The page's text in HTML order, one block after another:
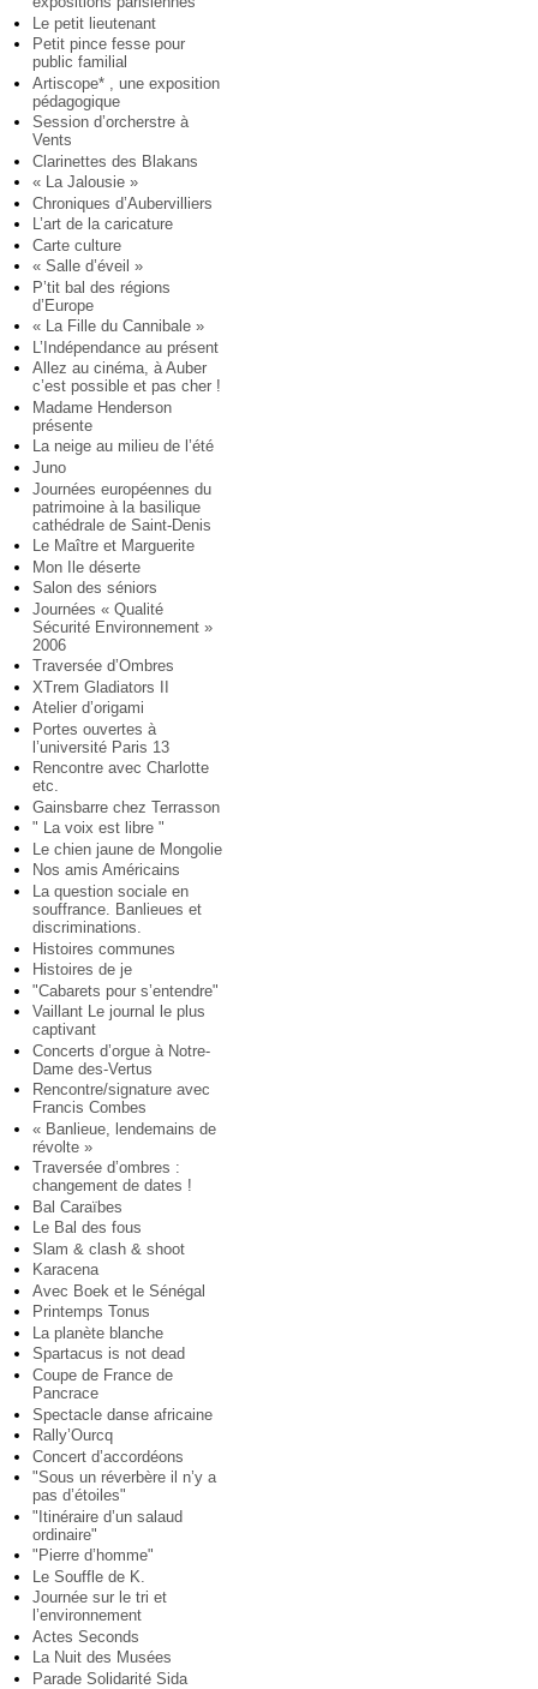
Le petit lieutenant
Petit pince fesse pour
public familial
Artiscope* , une exposition
pédagogique
Session d’orcherstre à
Vents
Clarinettes des Blakans
« La Jalousie »
Chroniques d’Aubervilliers
L’art de la caricature
Carte culture
« Salle d’éveil »
P’tit bal des régions
d’Europe
« La Fille du Cannibale »
L’Indépendance au présent
Allez au cinéma, à Auber
c’est possible et pas cher !
Madame Henderson
présente
La neige au milieu de l’été
Juno
Journées européennes du
patrimoine à la basilique
cathédrale de Saint-Denis
Le Maître et Marguerite
Mon Ile déserte
Salon des séniors
Journées « Qualité
Sécurité Environnement »
2006
Traversée d’Ombres
XTrem Gladiators II
Atelier d’origami
Portes ouvertes à
l’université Paris 13
Rencontre avec Charlotte
etc.
Gainsbarre chez Terrasson
" La voix est libre "
Le chien jaune de Mongolie
Nos amis Américains
La question sociale en
souffrance. Banlieues et
discriminations.
Histoires communes
Histoires de je
"Cabarets pour s’entendre"
Vaillant Le journal le plus
captivant
Concerts d’orgue à Notre-
Dame des-Vertus
Rencontre/signature avec
Francis Combes
« Banlieue, lendemains de
révolte »
Traversée d’ombres :
changement de dates !
Bal Caraïbes
Le Bal des fous
Slam & clash & shoot
Karacena
Avec Boek et le Sénégal
Printemps Tonus
La planète blanche
Spartacus is not dead
Coupe de France de
Pancrace
Spectacle danse africaine
Rally’Ourcq
Concert d’accordéons
"Sous un réverbère il n’y a
pas d’étoiles"
"Itinéraire d’un salaud
ordinaire"
"Pierre d’homme"
Le Souffle de K.
Journée sur le tri et
l’environnement
Actes Seconds
La Nuit des Musées
Parade Solidarité Sida